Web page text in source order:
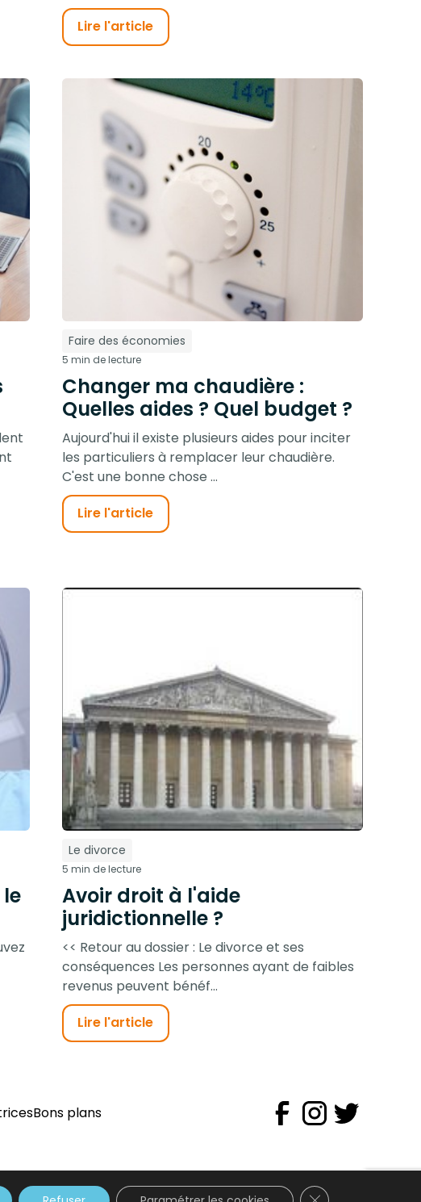
Lire l'article
Faire des économies
5 min de lecture
Changer ma chaudière :
Quelles aides ? Quel budget ?
Aujourd'hui il existe plusieurs aides pour inciter
les particuliers à remplacer leur chaudière.
C'est une bonne chose ...
Lire l'article
Le divorce
5 min de lecture
Avoir droit à l'aide
juridictionnelle ?
<< Retour au dossier : Le divorce et ses
conséquences Les personnes ayant de faibles
revenus peuvent bénéf...
Lire l'article
Bons plans
Close GDPR